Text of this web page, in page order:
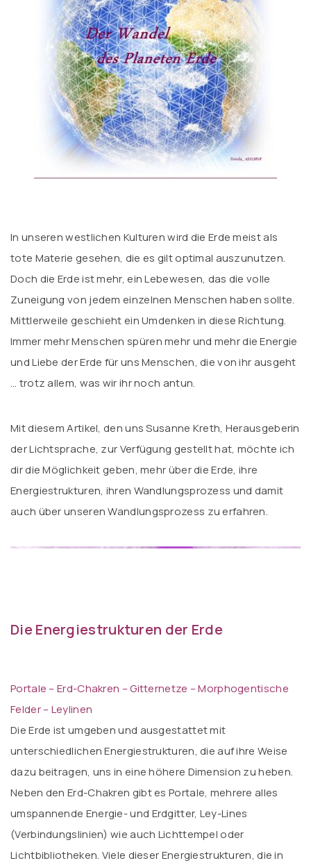
In unseren westlichen Kulturen wird die Erde meist als
tote Materie gesehen, die es gilt optimal auszunutzen.
Doch die Erde ist mehr, ein Lebewesen, das die volle
Zuneigung von jedem einzelnen Menschen haben sollte.
Mittlerweile geschieht ein Umdenken in diese Richtung.
Immer mehr Menschen spüren mehr und mehr die Energie
und Liebe der Erde für uns Menschen, die von ihr ausgeht
… trotz allem, was wir ihr noch antun.
Mit diesem Artikel, den uns Susanne Kreth, Herausgeberin
der Lichtsprache, zur Verfügung gestellt hat, möchte ich
dir die Möglichkeit geben, mehr über die Erde, ihre
Energiestrukturen, ihren Wandlungsprozess und damit
auch über unseren Wandlungsprozess zu erfahren.
Die Energiestrukturen der Erde
Portale – Erd-Chakren – Gitternetze – Morphogentische
Felder – Leylinen
Die Erde ist umgeben und ausgestattet mit
unterschiedlichen Energiestrukturen, die auf ihre Weise
dazu beitragen, uns in eine höhere Dimension zu heben.
Neben den Erd-Chakren gibt es Portale, mehrere alles
umspannende Energie- und Erdgitter, Ley-Lines
(Verbindungslinien) wie auch Lichttempel oder
Lichtbibliotheken. Viele dieser Energiestrukturen, die in